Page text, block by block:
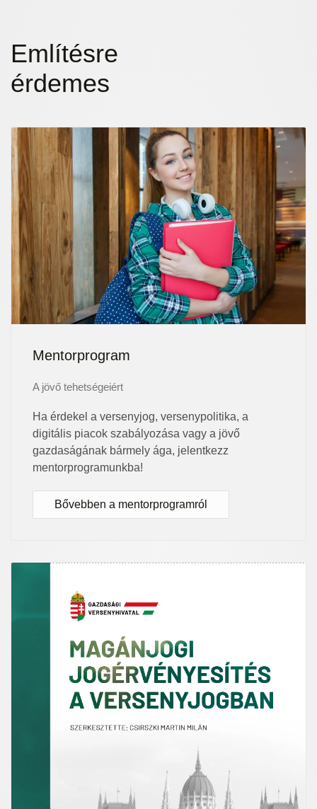
Említésre
érdemes
Mentorprogram
A jövő tehetségeiért
Ha érdekel a versenyjog, versenypolitika, a
digitális piacok szabályozása vagy a jövő
gazdaságának bármely ága, jelentkezz
mentorprogramunkba!
Bővebben a mentorprogramról